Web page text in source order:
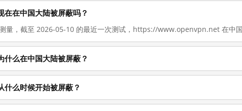
在中国大陆被屏蔽吗？
量，截至 2026-05-10 的最近一次测试，https://www.openvpn.net 在中国
么在中国大陆被屏蔽？
么时候开始被屏蔽？